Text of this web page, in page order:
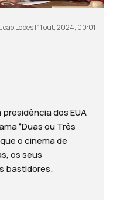
João Lopes | 11 out, 2024, 00:01
dos EUA
“Duas ou Três
o cinema de
os seus
bastidores.